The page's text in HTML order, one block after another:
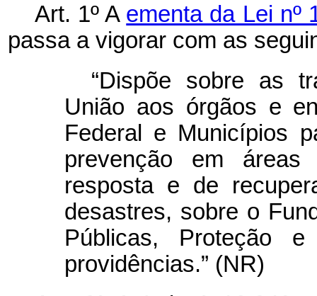
Art. 1º A ementa da Lei nº
passa a vigorar com as
“Dispõe sobre as
União aos órgãos e
Federal e Municípios
prevenção em
resposta e de
desastres, sobre o
Públicas, Proteção
providências.” (NR)